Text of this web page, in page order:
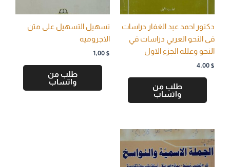
دكتور احمد عبد الغفار دراسات
فى النحو العربي دراسات في
النحو وعلله الجزء الاول
4,00 $
طلب من
واتساب
تسهيل التسهيل على متن
الاجروميه
1,00 $
طلب من
واتساب